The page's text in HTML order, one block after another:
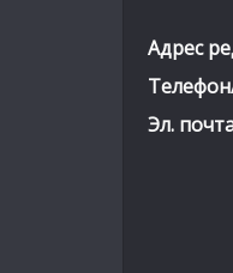
Адрес
Эл.